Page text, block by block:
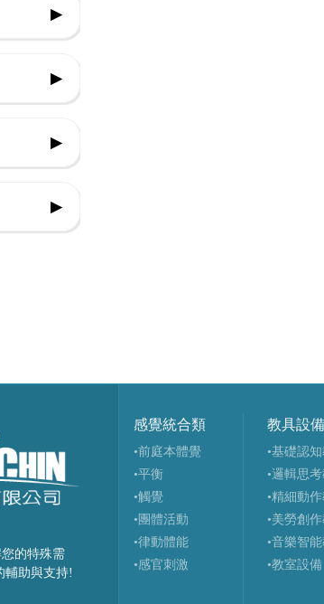
▶
步三輪車
▶
▶
▶
的特殊需
輔助與支持!
感覺統合類
•前庭本體覺
•平衡
•觸覺
•團體活動
•律動體能
•感官刺激
教具設
•基礎認
•邏輯思
•精細動
•美勞創
•音樂智
•教室設備